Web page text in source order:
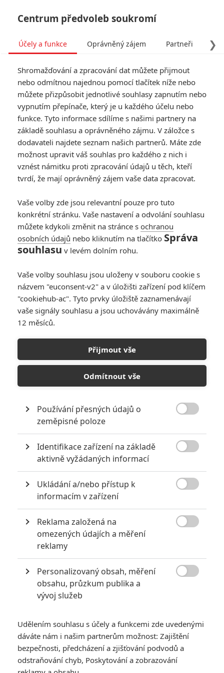
Shia LaBeouf má už zase
potíže se zákonem
Napsal:Petr Slavík - (Anarvin), 18.02.2026 09:00
KOMENTÁŘE 0
PŘIDAT NOVÝ KOMENTÁŘ
Pro psaní komentářů, se přihlašte.
RECENZE FILMŮ
10
narůžovo
5
Recenze: Záhada strašidelného
zámku úroveň štědrovečerních
pohádek nepozvedla
8 Recenze: Občanská válka
6
Recenze: Godzilla x Kong: Nové
impérium
8 Recenze: Opičí muž
POSLEDNÍ KOMENTOVANÉ
3 ČLÁNEK | 01.08.2026 16:40
Marvel nečekaně zrušil již schválené pokračování
433FILM | 01.08.2026 07:11
1ČLÁNEK | 30.07.2026 20:14
Děti krve a kostí: Regulérní trailer představuje akční fantasy
dobrodružství s vůní Afriky
1
Centrum předvoleb soukromí
❯
Účely a funkce Oprávněný zájem Partneři
Shromažďování a zpracování dat můžete přijmout
nebo odmítnou najednou pomocí tlačítek níže nebo
můžete přizpůsobit jednotlivé souhlasy zapnutím nebo
vypnutím přepínače, který je u každého účelu nebo
funkce. Tyto informace sdílíme s našimi partnery na
základě souhlasu a oprávněného zájmu. V záložce s
dodavateli najdete seznam našich partnerů. Máte zde
možnost upravit váš souhlas pro každého z nich i
vznést námitku proti zpracování údajů u těch, kteří
tvrdí, že mají oprávněný zájem vaše data zpracovat.
Vaše volby zde jsou relevantní pouze pro tuto
konkrétní stránku. Vaše nastavení a odvolání souhlasu
můžete kdykoli změnit na stránce s ochranou
osobních údajů nebo kliknutím na tlačítko Správa
souhlasu v levém dolním rohu.
Vaše volby souhlasu jsou uloženy v souboru cookie s
názvem "euconsent-v2" a v úložišti zařízení pod klíčem
"cookiehub-ac". Tyto prvky úložiště zaznamenávají
vaše signály souhlasu a jsou uchovávány maximálně
12 měsíců.
Přijmout vše
Odmítnout vše
Používání přesných údajů o
zeměpisné poloze
Identifikace zařízení na základě
aktivně vyžádaných informací
Ukládání a/nebo přístup k
informacím v zařízení
Reklama založená na
omezených údajích a měření
reklamy
Personalizovaný obsah, měření
obsahu, průzkum publika a
vývoj služeb
Udělením souhlasu s účely a funkcemi zde uvedenými
dáváte nám i našim partnerům možnost: Zajištění
bezpečnosti, předcházení a zjišťování podvodů a
odstraňování chyb, Poskytování a zobrazování